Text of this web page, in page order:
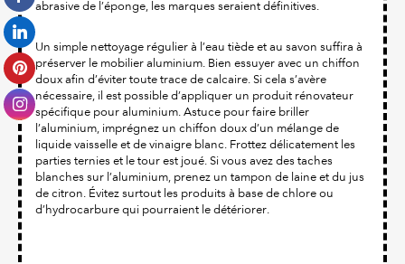
abrasive de l’éponge, les marques seraient définitives.
Un simple nettoyage régulier à l’eau tiède et au savon suffira à
préserver le mobilier aluminium. Bien essuyer avec un chiffon
doux afin d’éviter toute trace de calcaire. Si cela s’avère
nécessaire, il est possible d’appliquer un produit rénovateur
spécifique pour aluminium. Astuce pour faire briller
l’aluminium, imprégnez un chiffon doux d’un mélange de
liquide vaisselle et de vinaigre blanc. Frottez délicatement les
parties ternies et le tour est joué. Si vous avez des taches
blanches sur l’aluminium, prenez un tampon de laine et du jus
de citron. Évitez surtout les produits à base de chlore ou
d’hydrocarbure qui pourraient le détériorer.